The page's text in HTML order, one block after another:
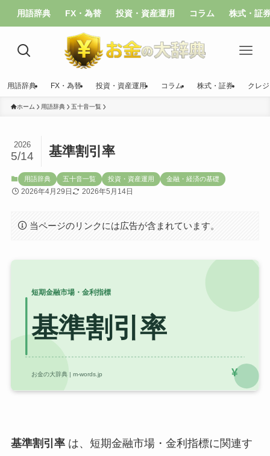
用語辞典 FX・為替 投資・資産運用 コラム 株式・証
用語辞典 FX・為替 投資・資産運用 コラム 株式・証券 クレ
ホーム 用語辞典 五十音一覧
基準割引率
2026
5/14
用語辞典 五十音一覧 投資・資産運用 金融・経済の基礎
2026年4月29日 2026年5月14日
当ページのリンクには広告が含まれています。
基準割引率は、短期金融市場・金利指標に関連す